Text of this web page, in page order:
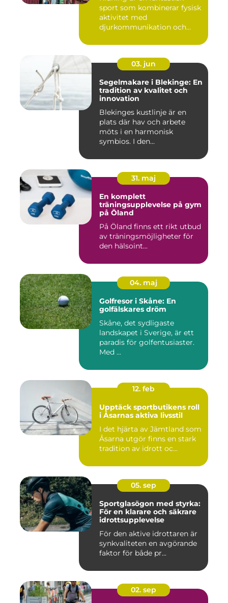
sport som kombinerar fysisk
aktivitet med
djurkommunikation och
03. jun
Segelmakare i Blekinge: En
tradition av kvalitet och
innovation
Blekinges kustlinje är en
plats där hav och arbete
möts i en harmonisk
symbios. I den...
31. maj
En komplett
träningsupplevelse på gym
på Öland
På Öland finns ett rikt utbud
av träningsmöjligheter för
den hälsoint...
04. maj
Golfresor i Skåne: En
golfälskares dröm
Skåne, det sydligaste
landskapet i Sverige, är ett
paradis för golfentusiaster.
Med ...
12. feb
Upptäck sportbutikens roll
i Åsarnas aktiva livsstil
I det hjärta av Jämtland som
Åsarna utgör finns en stark
tradition av idrott oc...
05. sep
Sportglasögon med styrka:
För en klarare och säkrare
idrottsupplevelse
För den aktive idrottaren är
synkvaliteten en avgörande
faktor för både pr...
02. sep